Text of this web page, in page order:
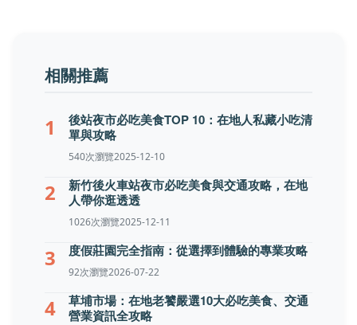
相關推薦
1
後站夜市必吃美食TOP 10：在地人私藏小吃清
單與攻略
540次瀏覽2025-12-10
2
新竹後火車站夜市必吃美食與交通攻略，在地
人帶你逛透透
1026次瀏覽2025-12-11
3 度假莊園完全指南：從選擇到體驗的專業攻略
92次瀏覽2026-07-22
4
草埔市場：在地老饕嚴選10大必吃美食、交通
營業資訊全攻略